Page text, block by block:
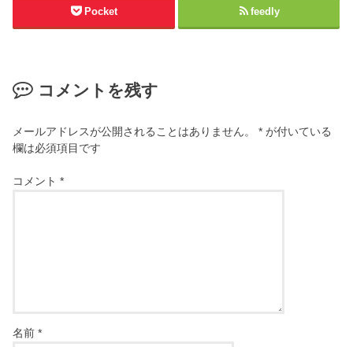
Pocket feedly
コメントを残す
メールアドレスが公開されることはありません。 * が付いている
欄は必須項目です
コメント*
名前*